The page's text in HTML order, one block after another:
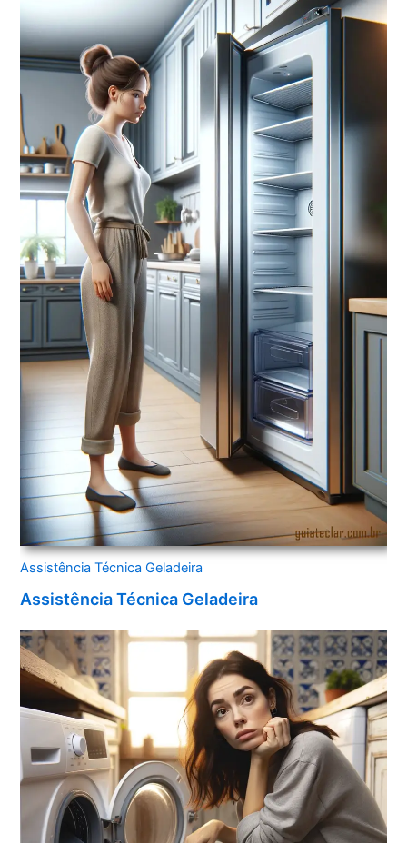
Assistência Técnica Geladeira
Assistência Técnica Geladeira